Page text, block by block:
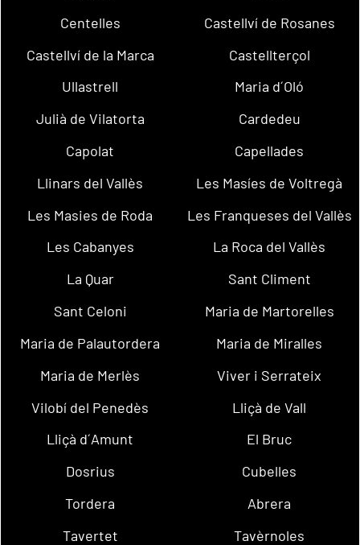
Centelles
Castellví de Rosanes
Castellví de la Marca
Castellterçol
Ullastrell
Maria d´Oló
Julià de Vilatorta
Cardedeu
Capolat
Capellades
Llinars del Vallès
Les Masíes de Voltregà
Les Masies de Roda
Les Franqueses del Vallès
Les Cabanyes
La Roca del Vallès
La Quar
Sant Climent
Sant Celoni
Maria de Martorelles
Maria de Palautordera
Maria de Miralles
Maria de Merlès
Viver i Serrateix
Vilobí del Penedès
Lliçà de Vall
Lliçà d´Amunt
El Bruc
Dosrius
Cubelles
Tordera
Abrera
Tavertet
Tavèrnoles